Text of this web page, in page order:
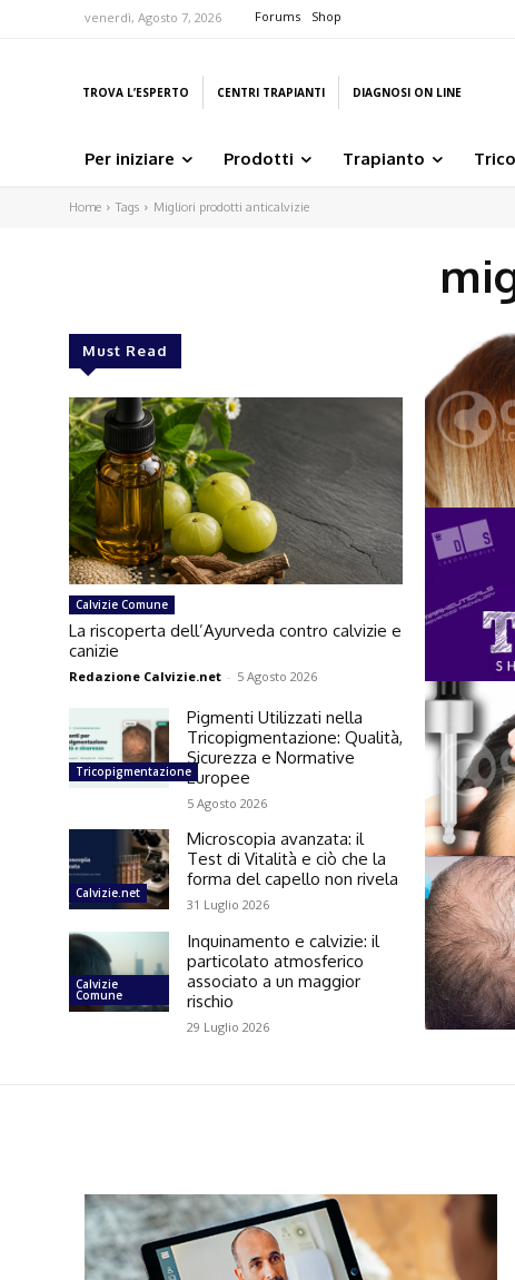
venerdì, Agosto 7, 2026 Forums Shop
TROVA L’ESPERTO CENTRI TRAPIANTI DIAGNOSI ON LINE
Per iniziare Prodotti Trapianto
Home Tags Migliori prodotti anticalvizie
Must Read
Calvizie Comune
La riscoperta dell’Ayurveda contro calvizie e
canizie
Redazione Calvizie.net - 5 Agosto 2026
Tricopigmentazione
Pigmenti Utilizzati nella
Tricopigmentazione: Qualità,
Sicurezza e Normative
Europee
5 Agosto 2026
Calvizie.net
Microscopia avanzata: il
Test di Vitalità e ciò che la
forma del capello non rivela
31 Luglio 2026
Calvizie
Comune
Inquinamento e calvizie: il
particolato atmosferico
associato a un maggior
rischio
29 Luglio 2026